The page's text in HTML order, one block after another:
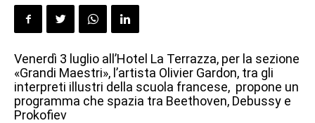
Venerdì 3 luglio all’Hotel La Terrazza, per la sezione
«Grandi Maestri», l’artista Olivier Gardon, tra gli
interpreti illustri della scuola francese, propone un
programma che spazia tra Beethoven, Debussy e
Prokofiev